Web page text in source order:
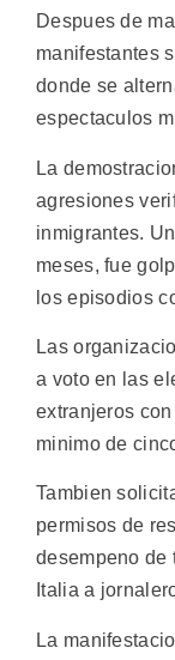
Despues de
manifestantes
donde se
espectaculos
La
agresiones
inmigrantes.
meses, fue
los episodios
Las
a voto en las
extranjeros
minimo de
Tambien
permisos de
desempeno de
Italia a
La